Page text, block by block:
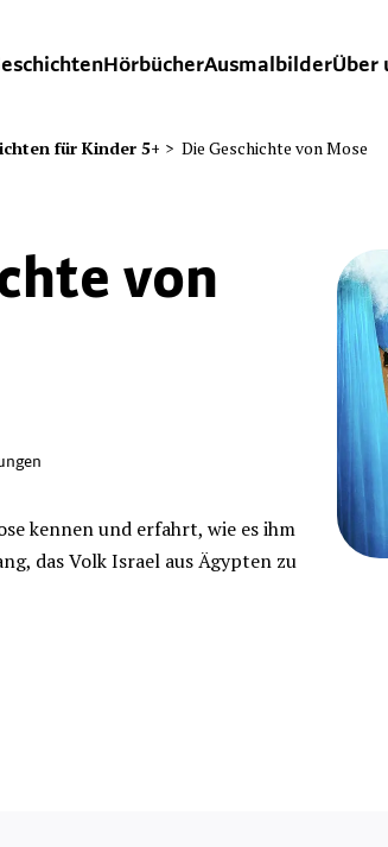
HörbücherAusmalbilderÜber
für Kinder 5+ > Die Geschichte von Mose
von
kennen und erfahrt, wie es ihm
das Volk Israel aus Ägypten zu